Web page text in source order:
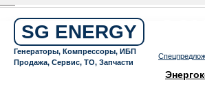
SG ENERGY
Генераторы, Компрессоры, ИБП
Продажа, Сервис, ТО, Запчасти